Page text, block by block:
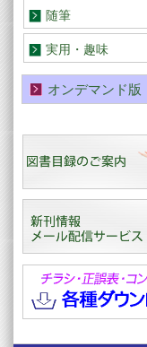
小説・童話
歌集・詩集・句集
文芸評論
随筆
実用・趣味
オンデマンド版